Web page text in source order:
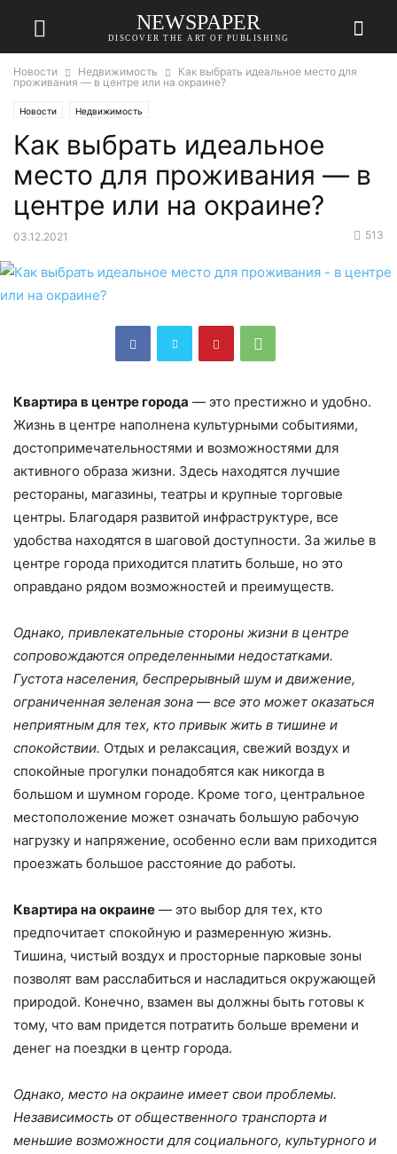
NEWSPAPER
DISCOVER THE ART OF PUBLISHING
Новости Недвижимость
Как выбрать идеальное место для
проживания — в центре или на окраине?
Новости Недвижимость
Как выбрать идеальное
место для проживания — в
центре или на окраине?
03.12.2021 513
Квартира в центре города — это престижно и удобно.
Жизнь в центре наполнена культурными событиями,
достопримечательностями и возможностями для
активного образа жизни. Здесь находятся лучшие
рестораны, магазины, театры и крупные торговые
центры. Благодаря развитой инфраструктуре, все
удобства находятся в шаговой доступности. За жилье в
центре города приходится платить больше, но это
оправдано рядом возможностей и преимуществ.
Однако, привлекательные стороны жизни в центре
сопровождаются определенными недостатками.
Густота населения, беспрерывный шум и движение,
ограниченная зеленая зона — все это может оказаться
неприятным для тех, кто привык жить в тишине и
спокойствии. Отдых и релаксация, свежий воздух и
спокойные прогулки понадобятся как никогда в
большом и шумном городе. Кроме того, центральное
местоположение может означать большую рабочую
нагрузку и напряжение, особенно если вам приходится
проезжать большое расстояние до работы.
Квартира на окраине — это выбор для тех, кто
предпочитает спокойную и размеренную жизнь.
Тишина, чистый воздух и просторные парковые зоны
позволят вам расслабиться и насладиться окружающей
природой. Конечно, взамен вы должны быть готовы к
тому, что вам придется потратить больше времени и
денег на поездки в центр города.
Однако, место на окраине имеет свои проблемы.
Независимость от общественного транспорта и
меньшие возможности для социального, культурного и